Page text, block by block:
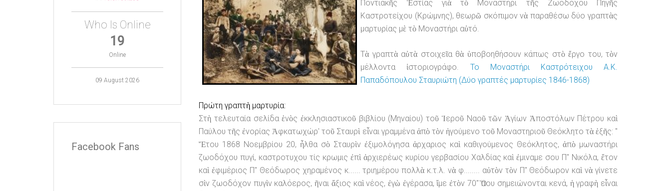
Ποντιακῆς Ἑστίας γιὰ τὸ Μοναστήρι τῆς Ζωοδόχου Πηγῆς
Καστροτείχου (Κρώμνης), θεωρῶ σκόπιμον νὰ παραθέσω δύο γραπτὰς
μαρτυρίας μὲ τὸ Μοναστήρι αὐτό.
Τὰ γραπτὰ αὐτὰ στοιχεῖα θὰ ὑποβοηθήσουν κάπως στὸ ἔργο του, τὸν
μέλλοντα ἱστοριογράφο. Το Μοναστήρι Καστρότειχου Α.Κ.
Παπαδόπουλου Σταυριώτη (Δύο γραπτές μαρτυρίες 1846-1868)
Πρώτη γραπτὴ μαρτυρία:
Στὴ τελευταία σελίδα ἑνὸς ἐκκλησιαστικοῦ βιβλίου (Μηναίου) τοῦ Ἱεροῦ Ναοῦ τῶν Ἁγίων Ἀποστόλων Πέτρου καὶ
Παύλου τῆς ἐνορίας Ἀφκατωχώρ' τοῦ Σταυρὶ εἶναι γραμμένα ἀπὸ τὸν ἡγούμενο τοῦ Μοναστηριοῦ Θεόκλητο τὰ ἑξῆς: "
Ἔτου 1868 Νοεμβρίου 20, ἦλθα σὸ Σταυρὶν ἐξιμολόγησα ἀρχαριος καὶ καθιγούμενος Θεόκλητος, ἀπὸ μωναστήρι
ζωοδόχου πυγί, καστροτυχου τίς κρωμις ἐπὶ ἀρχιερέως κυρίου γερβασίου Χαλδίας καὶ ἐμιναμε σου Π'' Νικόλα, ἔτον
καὶ ἐφιμέριος Π'' Θεόδωρος χηραμένος κ...... τριημέρου πολλὰ κ.τ.λ. νὰ φ........ αὐτὸν τὸν Π'' Θεόδωρον καὶ νὰ γίνετε
σὶν ζωοδόχον πυγὶν καλόερος, ῆναι ἄξιος καὶ νέος, ἐγὼ ἐγέρασα, ἴμε ἐτὸν 70" Ὅπου σημειώνονται κενά, ἡ γραφὴ εἶναι
Who Is Online
19
Online
09 August 2026
Facebook Fans